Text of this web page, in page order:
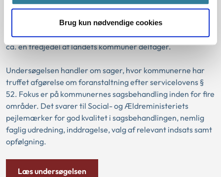
Brug kun nødvendige cookies
centrale krav i serviceloven, når de behandler sager om
udsatte børn og unge. Undersøgelsen kaldes
Børnebarometret og gennemføres en gang om året, hvor
ca. en tredjedel af landets kommuner deltager.
Undersøgelsen handler om sager, hvor kommunerne har
truffet afgørelse om foranstaltning efter servicelovens §
52. Fokus er på kommunernes sagsbehandling inden for fire
områder. Det svarer til Social- og Ældreministeriets
pejlemærker for god kvalitet i sagsbehandlingen, nemlig
faglig udredning, inddragelse, valg af relevant indsats samt
opfølgning.
Læs undersøgelsen